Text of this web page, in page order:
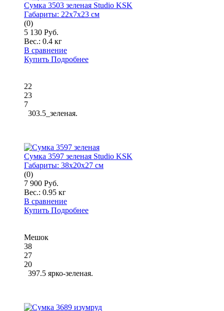
Сумка 3503 зеленая Studio KSK
Габариты: 22x7x23 см
(0)
5 130 Руб.
Вес.: 0.4 кг
В сравнение
Купить Подробнее
22
23
7
303.5_зеленая.
Сумка 3597 зеленая Studio KSK
Габариты: 38x20x27 см
(0)
7 900 Руб.
Вес.: 0.95 кг
В сравнение
Купить Подробнее
Мешок
38
27
20
397.5 ярко-зеленая.